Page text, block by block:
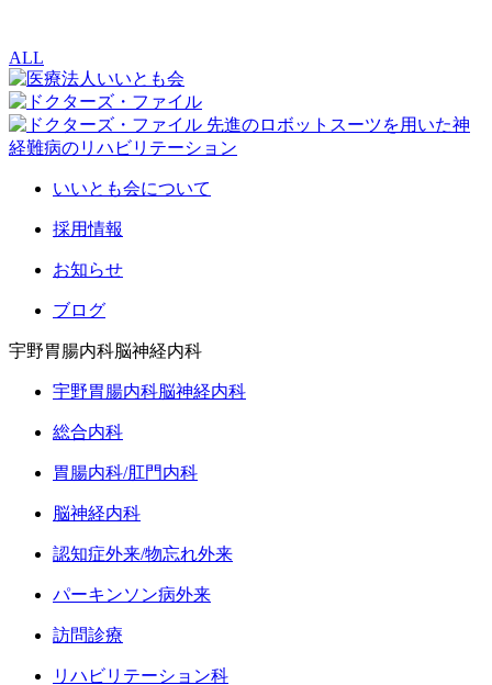
ALL
いいとも会について
採用情報
お知らせ
ブログ
宇野胃腸内科脳神経内科
宇野胃腸内科脳神経内科
総合内科
胃腸内科/肛門内科
脳神経内科
認知症外来/物忘れ外来
パーキンソン病外来
訪問診療
リハビリテーション科